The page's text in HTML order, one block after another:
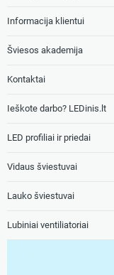
Informacija klientui
Šviesos akademija
Kontaktai
Ieškote darbo? LEDinis.lt
LED profiliai ir priedai
Vidaus šviestuvai
Lauko šviestuvai
Lubiniai ventiliatoriai